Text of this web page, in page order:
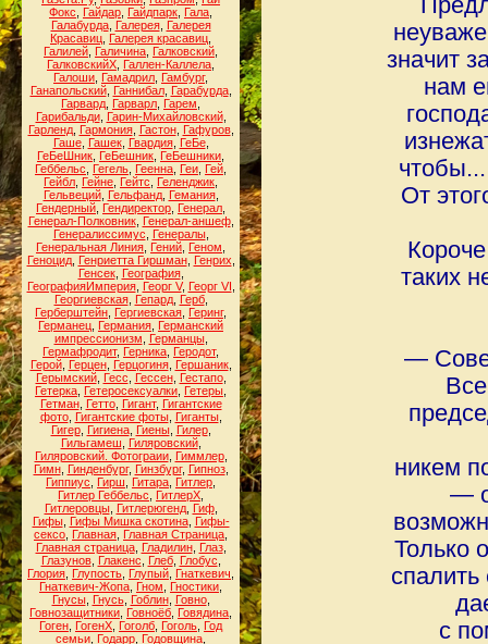
Фокс
Гайдар Гайдпарк Гала
Галабурда, Галерея, Галерея
Красавиц Галерея красавиц
Галилей Галичина Галковский
ГалковскийХ Галлен-Каллела
Галоши Гамадрил Гамбург,
Ганапольский, Ганнибал, Гарабурда,
Гарвард Гарварл Гарем
Гарибальди, Гарин-Михайловский,
Гарленд, Гармония, Гастон, Гафуров,
Гаше, Гашек, Гвардия, ГеБе,
ГеБеШник ГеБешник ГеБешники
Геббельс
Гегель Геенна Геи Гей
Гейбл Гейне Гейтс Геленджик
Гельвеций, Гельфанд, Гемания,
Гендерный Гендиректор Генерал
Генерал-Полковник, Генерал-аншеф,
Генералиссимус
Генералы,
Генеральная Линия Гений Геном
Геноцид, Генриетта Гиршман, Генрих
Генсек, География,
ГеографияИмперия, Георг V, Георг VI
Георгиевская, Гепард, Герб,
Герберштейн Гергиевская Геринг,
Германец Германия Германский
импрессионизм
Германцы,
Гермафродит, Герника Геродот,
Герой, Герцен, Герцогиня, Гершаник,
Герымский, Гесс Гессен, Гестапо,
Гетерка Гетеросексуалки Гетеры
Гетман, Гетто, Гигант, Гигантские
фото, Гигантские фоты, Гиганты,
Гигер, Гигиена, Гиены, Гилер,
Гильгамеш
Гиляровский,
Гиляровский. Фотограии, Гиммлер,
Гимн, Гинденбург, Гинзбург, Гипноз,
Гиппиус
Гирш Гитара Гитлер
Гитлер Геббельс
ГитлерХ
Гитлеровцы, Гитлерюгенд, Гиф,
Гифы, Гифы Мишка скотина, Гифы-
сексо Главная Главная Страница
Главная страница, Гладилин, Глаз,
Глазунов, Глакенс Глеб, Глобус
Глория Глупость Глупый Гнаткевич
Гнаткевич-Жопа Гном Гностики
Гнусы, Гнусь, Гоблин, Говно,
Говнозащитники Говноёб Говядина
Гоген ГогенХ Гоголб Гоголь Год
семьи Годарр Годовщина
значит
нам
От
таких
―
никем
―
Только
с